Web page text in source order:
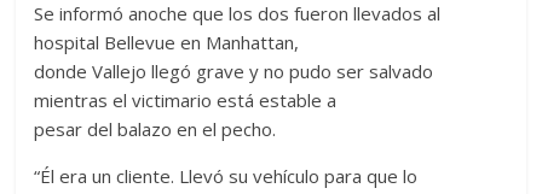
Se informó anoche que los dos fueron llevados al
hospital Bellevue en Manhattan,
donde Vallejo llegó grave y no pudo ser salvado
mientras el victimario está estable a
pesar del balazo en el pecho.
“Él era un cliente. Llevó su vehículo para que lo